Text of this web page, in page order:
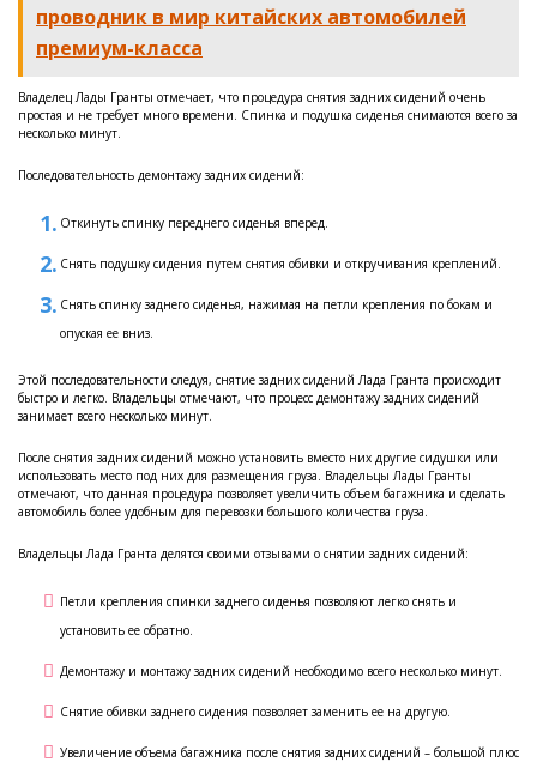
проводник в мир китайских автомобилей
премиум-класса
Владелец Лады Гранты отмечает, что процедура снятия задних сидений очень
простая и не требует много времени. Спинка и подушка сиденья снимаются всего за
несколько минут.
Последовательность демонтажу задних сидений:
Откинуть спинку переднего сиденья вперед.
Снять подушку сидения путем снятия обивки и откручивания креплений.
Снять спинку заднего сиденья, нажимая на петли крепления по бокам и
опуская ее вниз.
Этой последовательности следуя, снятие задних сидений Лада Гранта происходит
быстро и легко. Владельцы отмечают, что процесс демонтажу задних сидений
занимает всего несколько минут.
После снятия задних сидений можно установить вместо них другие сидушки или
использовать место под них для размещения груза. Владельцы Лады Гранты
отмечают, что данная процедура позволяет увеличить объем багажника и сделать
автомобиль более удобным для перевозки большого количества груза.
Владельцы Лада Гранта делятся своими отзывами о снятии задних сидений:
Петли крепления спинки заднего сиденья позволяют легко снять и
установить ее обратно.
Демонтажу и монтажу задних сидений необходимо всего несколько минут.
Снятие обивки заднего сидения позволяет заменить ее на другую.
Увеличение объема багажника после снятия задних сидений – большой плюс